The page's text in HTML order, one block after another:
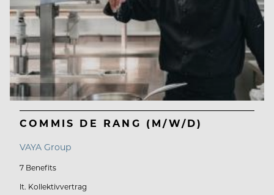
COMMIS DE RANG (M/W/D)
VAYA Group
7 Benefits
lt. Kollektivvertrag